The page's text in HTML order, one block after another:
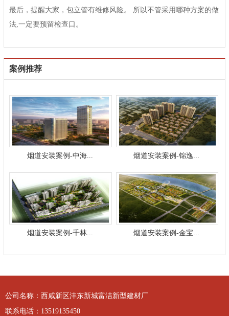
最后，提醒大家，包立管有维修风险。 所以不管采用哪种方案的做
法,一定要预留检查口。
案例推荐
烟道安装案例-中海... 烟道安装案例-锦逸...
烟道安装案例-千林... 烟道安装案例-金宝...
公司名称：西咸新区沣东新城富洁新型建材厂
联系电话： 13519135450